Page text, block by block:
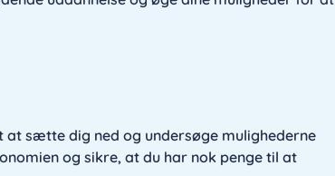
sætte dig ned og undersøge mulighederne
og sikre, at du har nok penge til at